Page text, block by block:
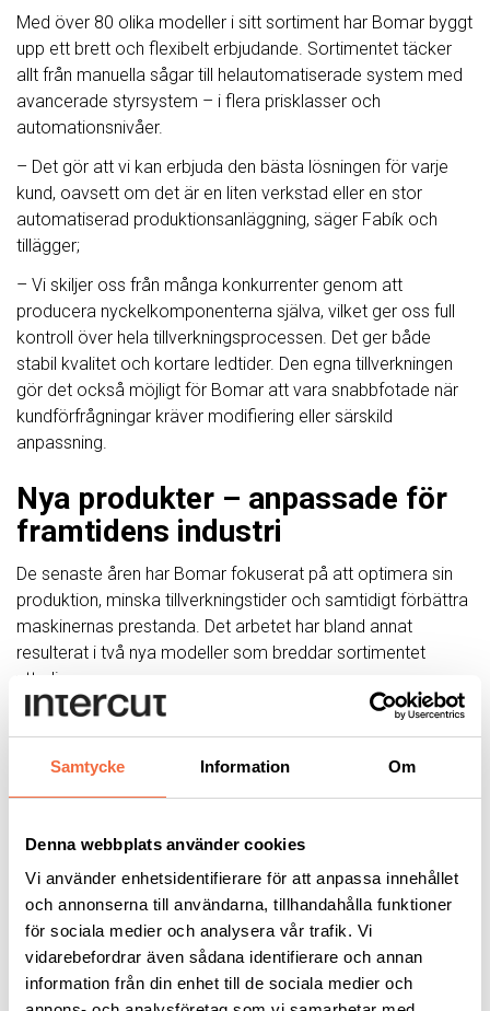
Samtycke Information Om
Denna webbplats använder cookies
Vi använder enhetsidentifierare för att anpassa innehållet
och annonserna till användarna, tillhandahålla funktioner
för sociala medier och analysera vår trafik. Vi
vidarebefordrar även sådana identifierare och annan
information från din enhet till de sociala medier och
Med över 80 olika modeller i sitt sortiment har Bomar byggt
upp ett brett och flexibelt erbjudande. Sortimentet täcker
allt från manuella sågar till helautomatiserade system med
avancerade styrsystem – i flera prisklasser och
automationsnivåer.
– Det gör att vi kan erbjuda den bästa lösningen för varje
kund, oavsett om det är en liten verkstad eller en stor
automatiserad produktionsanläggning, säger Fabík och
tillägger;
– Vi skiljer oss från många konkurrenter genom att
producera nyckelkomponenterna själva, vilket ger oss full
kontroll över hela tillverkningsprocessen. Det ger både
stabil kvalitet och kortare ledtider. Den egna tillverkningen
gör det också möjligt för Bomar att vara snabbfotade när
kundförfrågningar kräver modifiering eller särskild
anpassning.
Nya produkter – anpassade för
framtidens industri
De senaste åren har Bomar fokuserat på att optimera sin
produktion, minska tillverkningstider och samtidigt förbättra
maskinernas prestanda. Det arbetet har bland annat
resulterat i två nya modeller som breddar sortimentet
ytterligare:
Compact 200 ANC
– en helautomatisk bandsåg
begränsad. Sågens kompakta format (storleken av
en EUR-pall) gör den idealisk för små verkstäder eller
Ergoline– en gravitationsbandsåg med fokus på
användarvänlighet och prisvärdhet. Den är särskilt
intressant som instegsmodell för mindre företag eller
nya kunder som vill börja arbeta med bandsågning på
ett professionellt sätt.